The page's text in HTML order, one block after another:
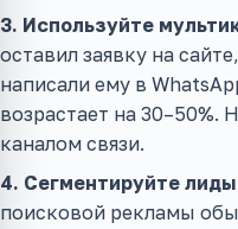
3. Используйте
оставил заявку на
написали ему в
возрастает на 30–50%.
каналом связи.
4. Сегментируйте
поисковой рекламы